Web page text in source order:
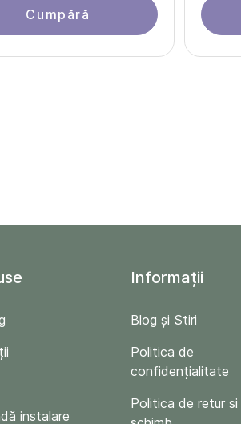
Cumpără
instalare
Informații
Blog și Stiri
Politica de
confidențialitate
Politica de retur si